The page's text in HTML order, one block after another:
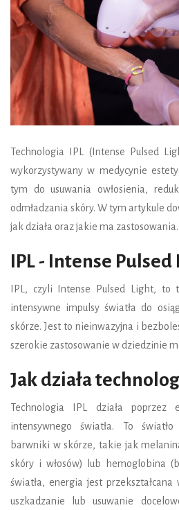
Technologia IPL (Intense Pulsed
wykorzystywany w medycynie
tym do usuwania owłosienia,
odmładzania skóry. W tym artykule
jak działa oraz jakie ma zastosowania.
IPL - Intense Pulsed
IPL, czyli Intense Pulsed Light, to
intensywne impulsy światła do
skórze. Jest to nieinwazyjna i
szerokie zastosowanie w dziedzinie
Jak działa
Technologia IPL działa poprzez
intensywnego światła. To
barwniki w skórze, takie jak
skóry i włosów) lub hemoglobina
światła, energia jest
uszkadzanie lub usuwanie